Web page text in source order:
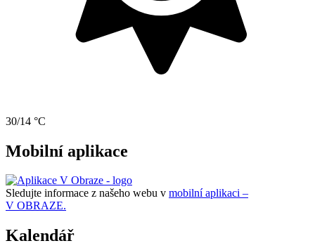
30/14 °C
Mobilní aplikace
Sledujte informace z našeho webu v mobilní aplikaci –
V OBRAZE.
Kalendář